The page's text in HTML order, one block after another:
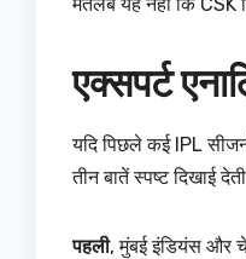
एक्सपर्ट
यदि पिछले कई IPL
तीन बातें स्पष्ट दिखाई
पहली, मुंबई इंडियंस और